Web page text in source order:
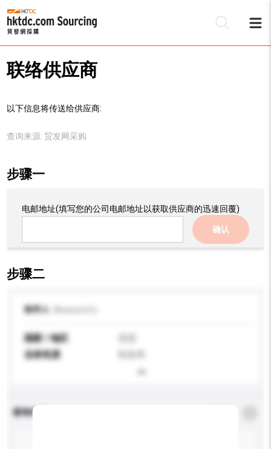
联络供应商
以下信息将传送给供应商:
查询来源: 贸发网采购
步骤一
电邮地址(填写您的公司电邮地址以获取供应商的迅速回覆)
确认
步骤二
收件人
国家 / 地区
业务性质
查询内容